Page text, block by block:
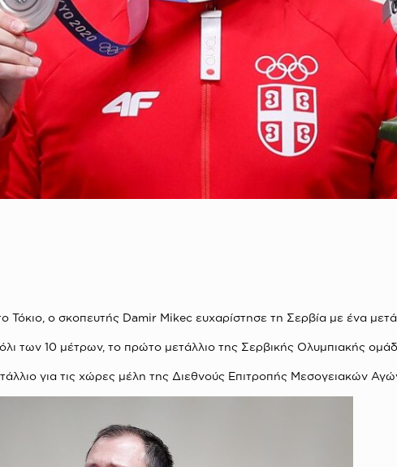
ο σκοπευτής Damir Mikec ευχαρίστησε τη Σερβία με ένα
των 10 μέτρων, το πρώτο μετάλλιο της Σερβικής Ολυμπιακής
για τις χώρες μέλη της Διεθνούς Επιτροπής Μεσογειακών